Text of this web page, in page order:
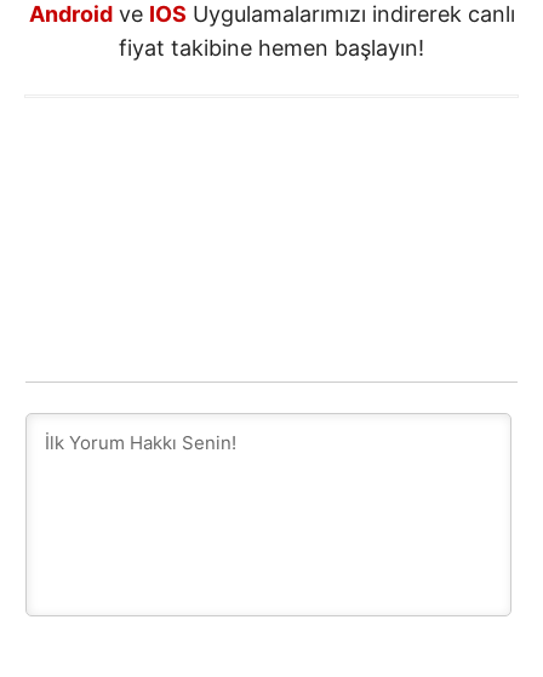
Androidve IOS Uygulamalarımızı indirerek canlı
fiyat takibine hemen başlayın!